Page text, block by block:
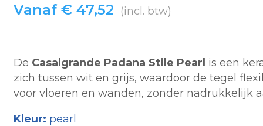
Vanaf € 47,52 (incl. btw)
De Casalgrande Padana Stile Pearl is een
zich tussen wit en grijs, waardoor de tegel
voor vloeren en wanden, zonder nadrukkelijk
Kleur: pearl